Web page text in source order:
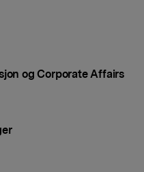
og Corporate Affairs